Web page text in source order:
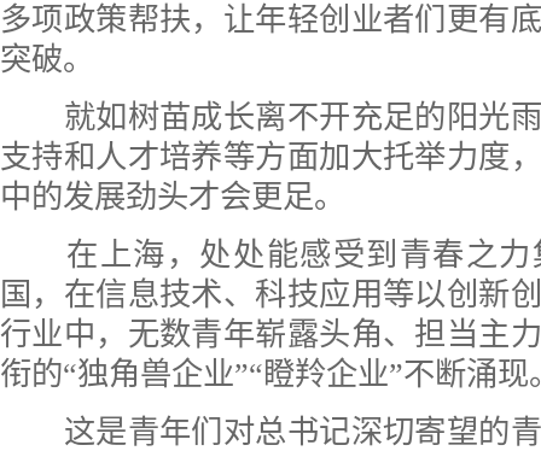
多项政策帮扶，让年轻创业者们更有
突破。
就如树苗成长离不开充足的阳光雨
支持和人才培养等方面加大托举力度
中的发展劲头才会更足。
在上海，处处能感受到青春之力
国，在信息技术、科技应用等以创新
行业中，无数青年崭露头角、担当主
衔的“独角兽企业”“瞪羚企业”不断涌现
这是青年们对总书记深切寄望的青